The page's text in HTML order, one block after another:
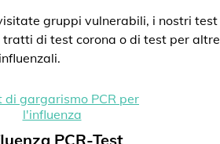
gruppi vulnerabili, i nostri test
tratti di test corona o di test per altre
PCR-Test